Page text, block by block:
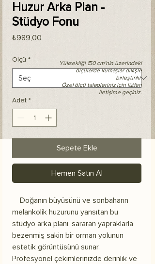
Huzur Arka Plan -
Stüdyo Fonu
₺989,00
Ölçü *
Adet *
Sepete Ekle
Hemen Satın Al
Doğanın büyüsünü ve sonbaharın
melankolik huzurunu yansıtan bu
stüdyo arka planı, sararan yapraklarla
bezenmiş sakin bir orman yolunun
estetik görüntüsünü sunar.
Profesyonel çekimlerinizde derinlik ve
Yüksekliği 150 cm'nin üzerindeki
ölçülerde kumaşlar dikişle
birleştirilir.
Özel ölçü talepleriniz için lütfen
iletişime geçiniz.